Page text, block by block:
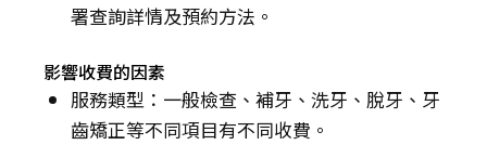
署查詢詳情及預約方法。
影響收費的因素
服務類型：一般檢查、補牙、洗牙、脫牙、牙
齒矯正等不同項目有不同收費。